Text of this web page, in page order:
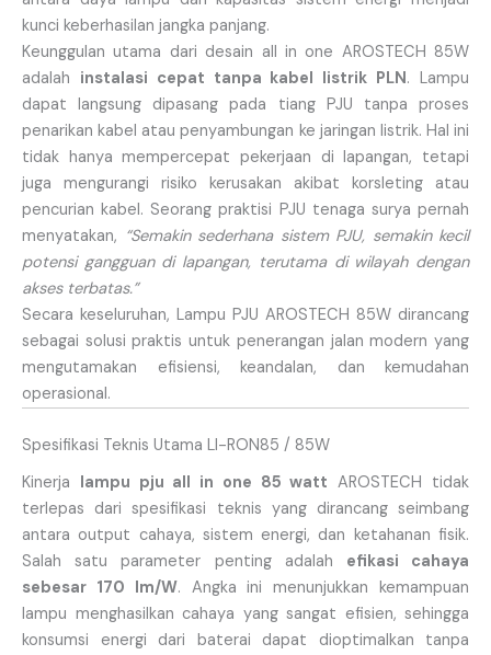
kunci keberhasilan jangka panjang.
Keunggulan utama dari desain all in one AROSTECH 85W
adalah instalasi cepat tanpa kabel listrik PLN. Lampu
dapat langsung dipasang pada tiang PJU tanpa proses
penarikan kabel atau penyambungan ke jaringan listrik. Hal ini
tidak hanya mempercepat pekerjaan di lapangan, tetapi
juga mengurangi risiko kerusakan akibat korsleting atau
pencurian kabel. Seorang praktisi PJU tenaga surya pernah
menyatakan, “Semakin sederhana sistem PJU, semakin kecil
potensi gangguan di lapangan, terutama di wilayah dengan
akses terbatas.”
Secara keseluruhan, Lampu PJU AROSTECH 85W dirancang
sebagai solusi praktis untuk penerangan jalan modern yang
mengutamakan efisiensi, keandalan, dan kemudahan
operasional.
Spesifikasi Teknis Utama LI-RON85 / 85W
Kinerja lampu pju all in one 85 watt AROSTECH tidak
terlepas dari spesifikasi teknis yang dirancang seimbang
antara output cahaya, sistem energi, dan ketahanan fisik.
Salah satu parameter penting adalah efikasi cahaya
sebesar 170 lm/W. Angka ini menunjukkan kemampuan
lampu menghasilkan cahaya yang sangat efisien, sehingga
konsumsi energi dari baterai dapat dioptimalkan tanpa